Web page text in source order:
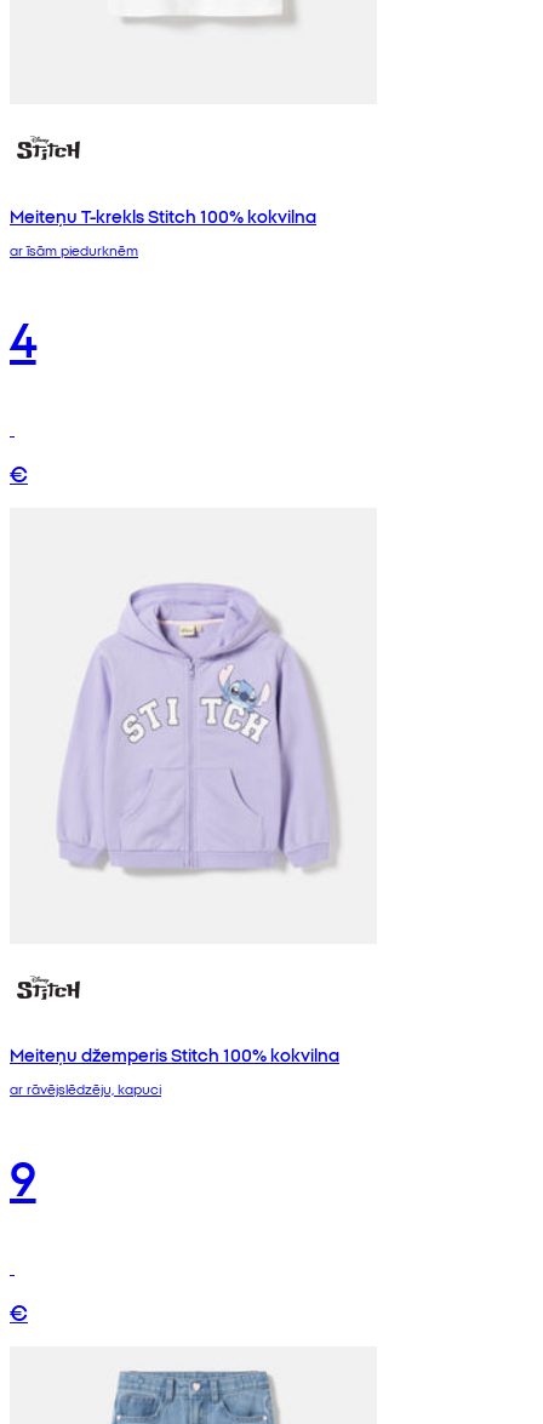
Meiteņu T-krekls Stitch 100% kokvilna
ar īsām piedurknēm
4
€
Meiteņu džemperis Stitch 100% kokvilna
ar rāvējslēdzēju, kapuci
9
€